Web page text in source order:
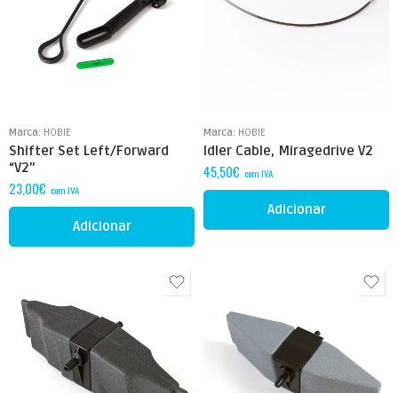
Marca: HOBIE
Shifter Set Left/Forward
“V2”
23,00€ com IVA
Adicionar
Marca: HOBIE
Idler Cable, Miragedrive V2
45,50€ com IVA
Adicionar